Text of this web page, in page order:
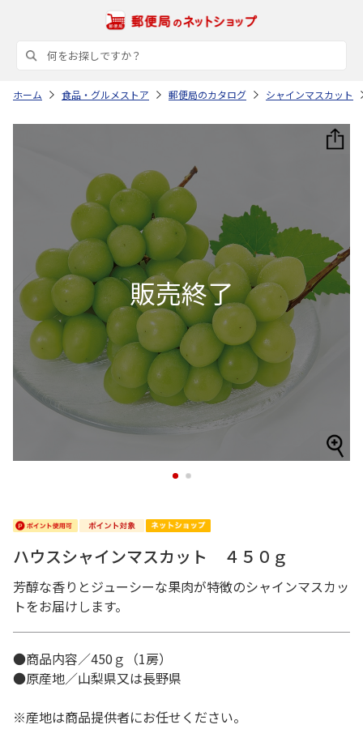
ホーム 食品・グルメストア 郵便局のカタログ シャインマスカット
1 2
ハウスシャインマスカット ４５０ｇ
芳醇な香りとジューシーな果肉が特徴のシャインマスカッ
トをお届けします。
●商品内容／450ｇ（1房）
●原産地／山梨県又は長野県
※産地は商品提供者にお任せください。